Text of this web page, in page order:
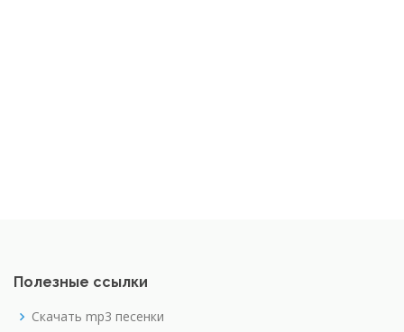
Полезные ссылки
Скачать mp3 песенки